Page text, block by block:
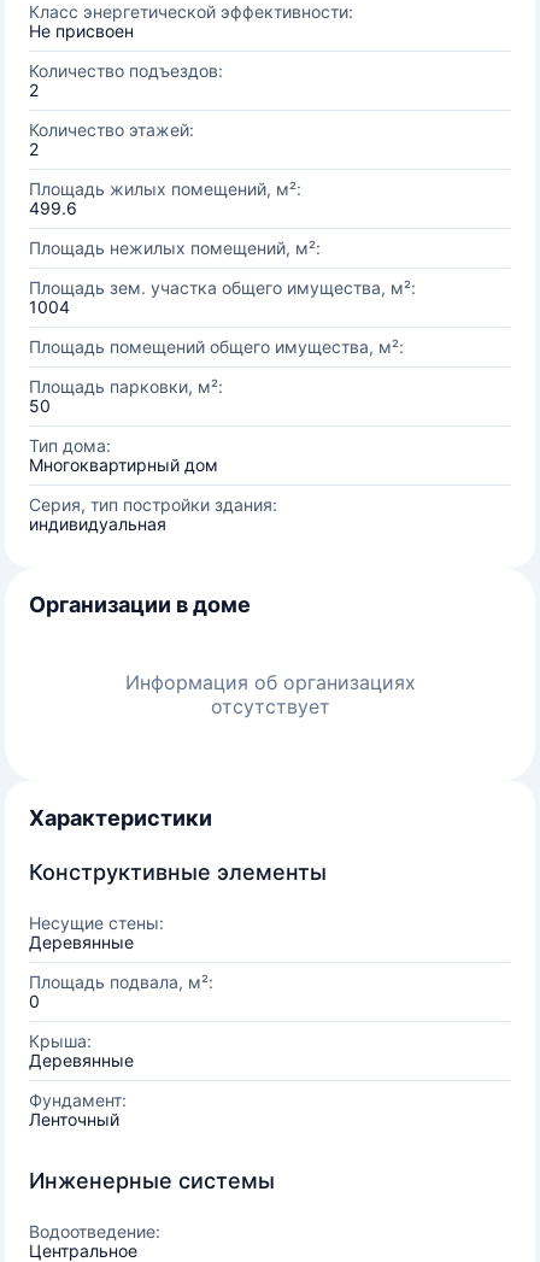
Класс энергетической эффективности:
Не присвоен
Количество подъездов:
2
Количество этажей:
2
Площадь жилых помещений, м²:
499.6
Площадь нежилых помещений, м²:
Площадь зем. участка общего имущества, м²:
1004
Площадь помещений общего имущества, м²:
Площадь парковки, м²:
50
Тип дома:
Многоквартирный дом
Серия, тип постройки здания:
индивидуальная
Организации в доме
Информация об организациях
отсутствует
Характеристики
Конструктивные элементы
Несущие стены:
Деревянные
Площадь подвала, м²:
0
Крыша:
Деревянные
Фундамент:
Ленточный
Инженерные системы
Водоотведение:
Центральное